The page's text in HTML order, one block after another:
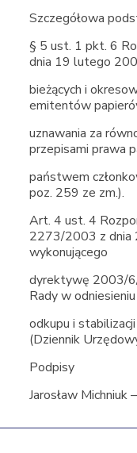
Szczegółowa
§ 5 ust. 1 pkt. 6
dnia 19 lutego
bieżących i
emitentów
uznawania za
przepisami prawa
państwem
poz. 259 ze zm.).
Art. 4 ust. 4
2273/2003 z dnia
wykonującego
dyrektywę 2003/
Rady w
odkupu i
(Dziennik
Podpisy
Jarosław Michniuk